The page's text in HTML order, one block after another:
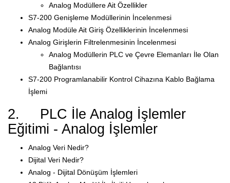
Analog Modüllere Ait Özellikler
S7-200 Genişleme Modüllerinin İncelenmesi
Analog Modüle Ait Giriş Özelliklerinin İncelenmesi
Analog Girişlerin Filtrelenmesinin İncelenmesi
Analog Modüllerin PLC ve Çevre Elemanları İle Olan
Bağlantısı
S7-200 Programlanabilir Kontrol Cihazına Kablo Bağlama
İşlemi
2. PLC İle Analog İşlemler
Eğitimi - Analog İşlemler
Analog Veri Nedir?
Dijital Veri Nedir?
Analog - Dijital Dönüşüm İşlemleri